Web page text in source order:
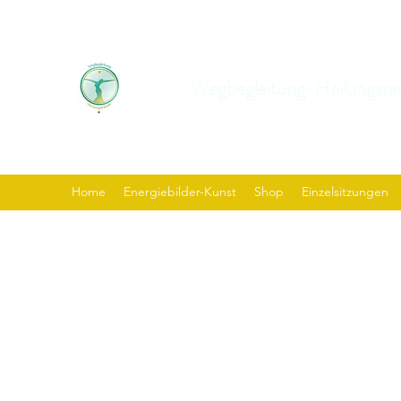
Home Energiebilder-Kunst Shop Einzelsitzungen